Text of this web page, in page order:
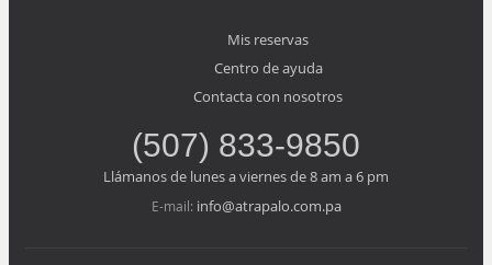
Mis reservas
Centro de ayuda
Contacta con nosotros
(507) 833-9850
Llámanos de lunes a viernes de 8 am a 6 pm
E-mail: info@atrapalo.com.pa